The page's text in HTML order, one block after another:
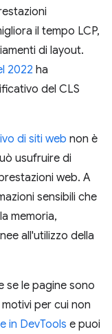
il tempo LCP,
di layout.
2022 ha
del CLS
di siti web non è
usufruire di
web. A
sensibili che
memoria,
all'utilizzo della
se le pagine sono
per cui non
in DevTools e puoi